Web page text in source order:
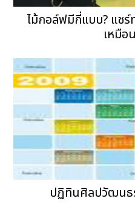
ไม้กอล์ฟมีกี่แบบ? แชร์
เหมือ
ปฏิทินศิลปวัฒนธ